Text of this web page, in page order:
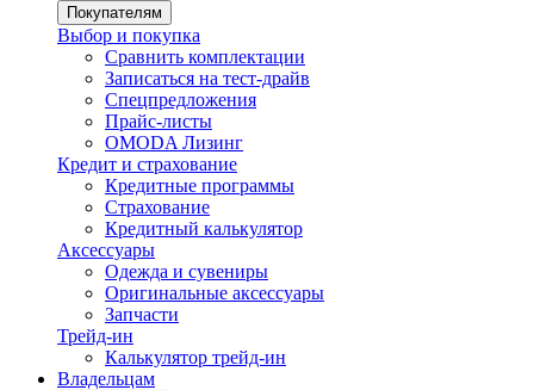
Покупателям
Выбор и покупка
Сравнить комплектации
Записаться на тест-драйв
Cпецпредложения
Прайс-листы
OMODA Лизинг
Кредит и страхование
Кредитные программы
Страхование
Кредитный калькулятор
Аксессуары
Одежда и сувениры
Оригинальные аксессуары
Запчасти
Трейд-ин
Калькулятор трейд-ин
Владельцам